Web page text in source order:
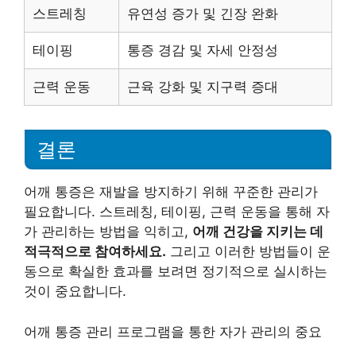
스트레칭 유연성 증가 및 긴장 완화
테이핑 통증 경감 및 자세 안정성
근력 운동 근육 강화 및 지구력 증대
결론
어깨 통증은 재발을 방지하기 위해 꾸준한 관리가
필요합니다. 스트레칭, 테이핑, 근력 운동을 통해 자
가 관리하는 방법을 익히고, 어깨 건강을 지키는 데
적극적으로 참여하세요. 그리고 이러한 방법들이 운
동으로 확실한 효과를 보려면 정기적으로 실시하는
것이 중요합니다.
어깨 통증 관리 프로그램을 통한 자가 관리의 중요